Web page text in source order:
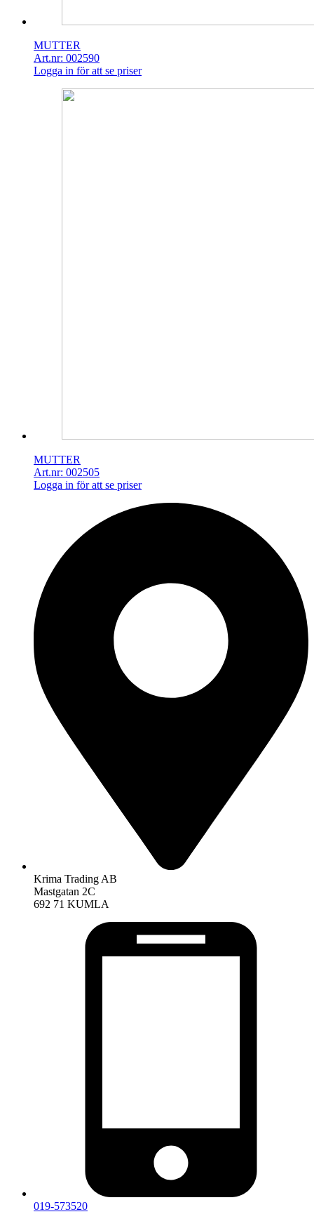
MUTTER
Art.nr: 002590
Logga in för att se priser
MUTTER
Art.nr: 002505
Logga in för att se priser
Krima Trading AB
Mastgatan 2C
692 71 KUMLA
019-573520